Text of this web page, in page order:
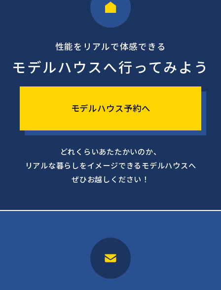
性能をリアルで体感できる
モデルハウスへ行ってみよう
モデルハウス予約へ
どれくらいあたたかいのか、
リアルな暮らしをイメージできるモデルハウスへ
ぜひお越しください！